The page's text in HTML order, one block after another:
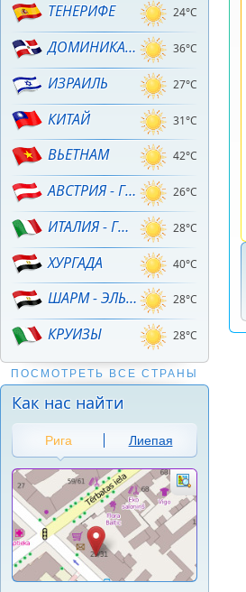
24°C
ТЕНЕРИФЕ
36°C
ДОМИНИКАНА
27°C
ИЗРАИЛЬ
31°C
КИТАЙ
42°C
ВЬЕТНАМ
26°C
АВСТРИЯ - ГОРНЫЕ ЛЫЖИ!
28°C
ИТАЛИЯ - ГОРНЫЕ ЛЫЖИ
40°C
ХУРГАДА
28°C
ШАРМ - ЭЛЬ - ШЕЙХ
28°C
КРУИЗЫ
ПОСМОТРЕТЬ ВСЕ СТРАНЫ
Как нас найти
Рига Лиепая